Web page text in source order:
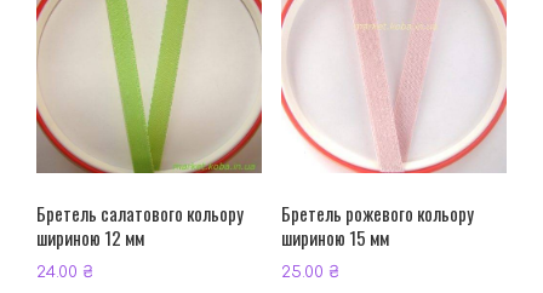
Бретель салатового кольору
шириною 12 мм
24.00 ₴
Бретель рожевого кольору
шириною 15 мм
25.00 ₴